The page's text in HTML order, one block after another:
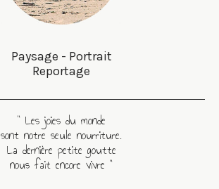
Paysage - Portrait
Reportage
" Les joies du monde
sont notre seule nourriture.
La dernière petite goutte
nous fait encore vivre "